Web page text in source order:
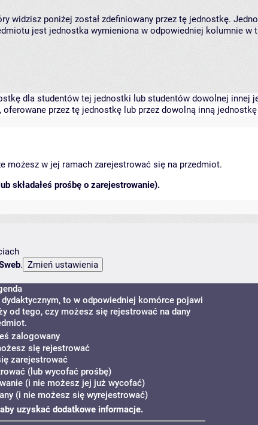
widzisz poniżej został zdefiniowany przez tę jednostkę.
jest jednostka wymieniona w odpowiedniej kolumnie w
dla studentów tej jednostki lub studentów dowolnej innej
przez tę jednostkę lub przez dowolną inną
możesz w jej ramach zarejestrować się na przedmiot.
składałeś prośbę o zarejestrowanie).
.
to w odpowiedniej komórce pojawi
od tego, czy możesz się rejestrować na dany
zalogowany
się rejestrować
zarejestrować
(lub wycofać prośbę)
(i nie możesz jej już wycofać)
(i nie możesz się wyrejestrować)
uzyskać dodatkowe informacje.